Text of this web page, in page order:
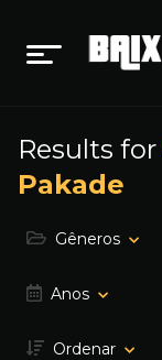
Results for
Pakade
Gêneros
Anos
Ordenar